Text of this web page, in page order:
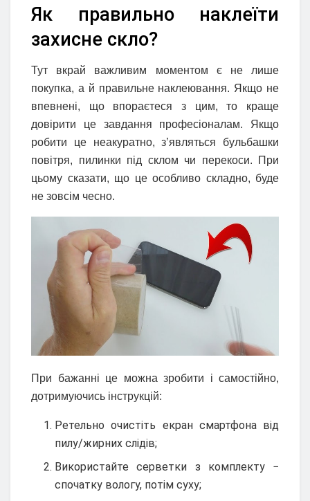
Як правильно наклеїти
захисне скло?
Тут вкрай важливим моментом є не лише
покупка, а й правильне наклеювання. Якщо не
впевнені, що впораєтеся з цим, то краще
довірити це завдання професіоналам. Якщо
робити це неакуратно, з’являться бульбашки
повітря, пилинки під склом чи перекоси. При
цьому сказати, що це особливо складно, буде
не зовсім чесно.
При бажанні це можна зробити і самостійно,
дотримуючись інструкцій:
Ретельно очистіть екран смартфона від
пилу/жирних слідів;
Використайте серветки з комплекту −
спочатку вологу, потім суху;